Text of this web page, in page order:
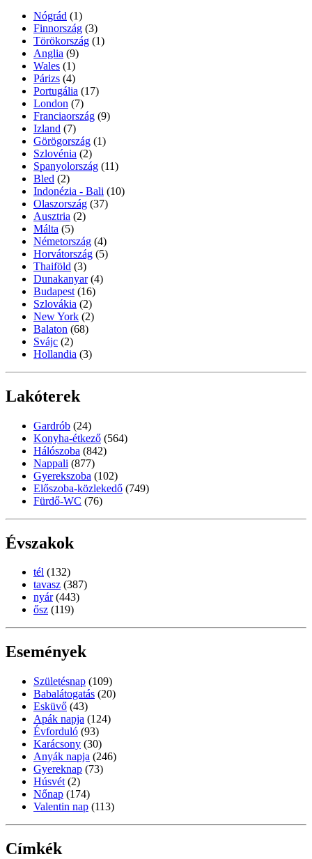
Nógrád (1)
Finnország (3)
Törökország (1)
Anglia (9)
Wales (1)
Párizs (4)
Portugália (17)
London (7)
Franciaország (9)
Izland (7)
Görögország (1)
Szlovénia (2)
Spanyolország (11)
Bled (2)
Indonézia - Bali (10)
Olaszország (37)
Ausztria (2)
Málta (5)
Németország (4)
Horvátország (5)
Thaiföld (3)
Dunakanyar (4)
Budapest (16)
Szlovákia (2)
New York (2)
Balaton (68)
Svájc (2)
Hollandia (3)
Lakóterek
Gardrób (24)
Konyha-étkező (564)
Hálószoba (842)
Nappali (877)
Gyerekszoba (102)
Előszoba-közlekedő (749)
Fürdő-WC (76)
Évszakok
tél (132)
tavasz (387)
nyár (443)
ősz (119)
Események
Születésnap (109)
Babalátogatás (20)
Esküvő (43)
Apák napja (124)
Évforduló (93)
Karácsony (30)
Anyák napja (246)
Gyereknap (73)
Húsvét (2)
Nőnap (174)
Valentin nap (113)
Címkék